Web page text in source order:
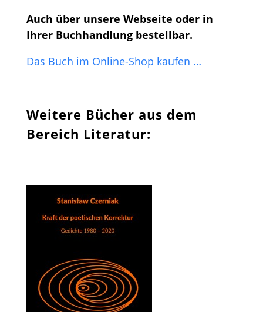
Auch über unsere Webseite oder in
Ihrer Buchhandlung bestellbar.
Das Buch im Online-Shop kaufen …
Weitere Bücher aus dem
Bereich Literatur: